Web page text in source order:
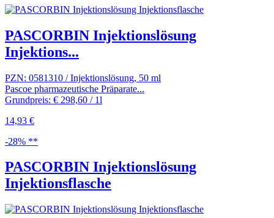
PASCORBIN Injektionslösung
Injektions...
PZN: 0581310 / Injektionslösung, 50 ml
Pascoe pharmazeutische Präparate...
Grundpreis: € 298,60 / 1l
14,93 €
-28% **
PASCORBIN Injektionslösung
Injektionsflasche